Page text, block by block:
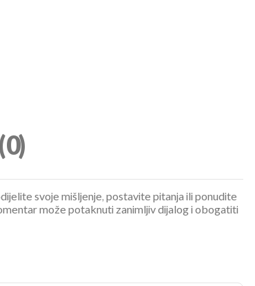
(0)
svoje mišljenje, postavite pitanja ili ponudite
može potaknuti zanimljiv dijalog i obogatiti